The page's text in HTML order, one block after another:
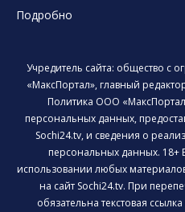
Подробно
Учредитель сайта: общество с
«МаксПортал», главный
Политика ООО
персональных данных,
Sochi24.tv, и сведения о
персональных данных.
использовании любых
на сайт Sochi24.tv. При
обязательна текстовая